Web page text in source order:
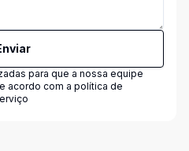
para que a nossa equipe
acordo com a política de